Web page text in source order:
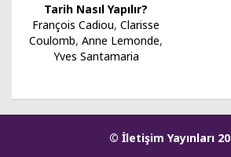
Tarih Nasıl Yapılır?
François Cadiou, Clarisse
Coulomb, Anne Lemonde,
Yves Santamaria
© İletişim Yayınları